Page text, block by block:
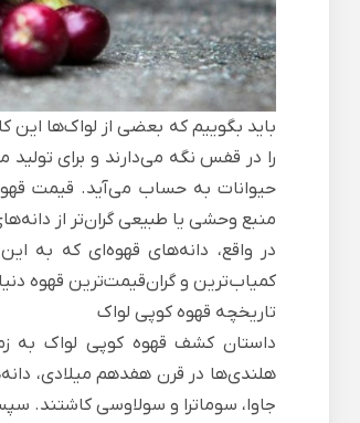
باید بگوییم که بعضی از لواک‌ها
را در قفس‌ نگه می‌دارند و برای
حیوانات به حساب می‌آید. قیمت
منبع وحشی یا طبیعی گران‌تر از
در واقع، دانه‌های قهوه‌ای که به
کمیاب‌ترین و گران‌قیمت‌ترین قهوه
تاریخچه قهوه کوپی لواک
داستان کشف قهوه کوپی لواک به
هلندی‌ها در قرن هفدهم میلادی،
جاوا، سوماترا و سولاوسی کاشتند.